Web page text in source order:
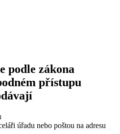
podle zákona
přístupu
úřadu nebo poštou na adresu